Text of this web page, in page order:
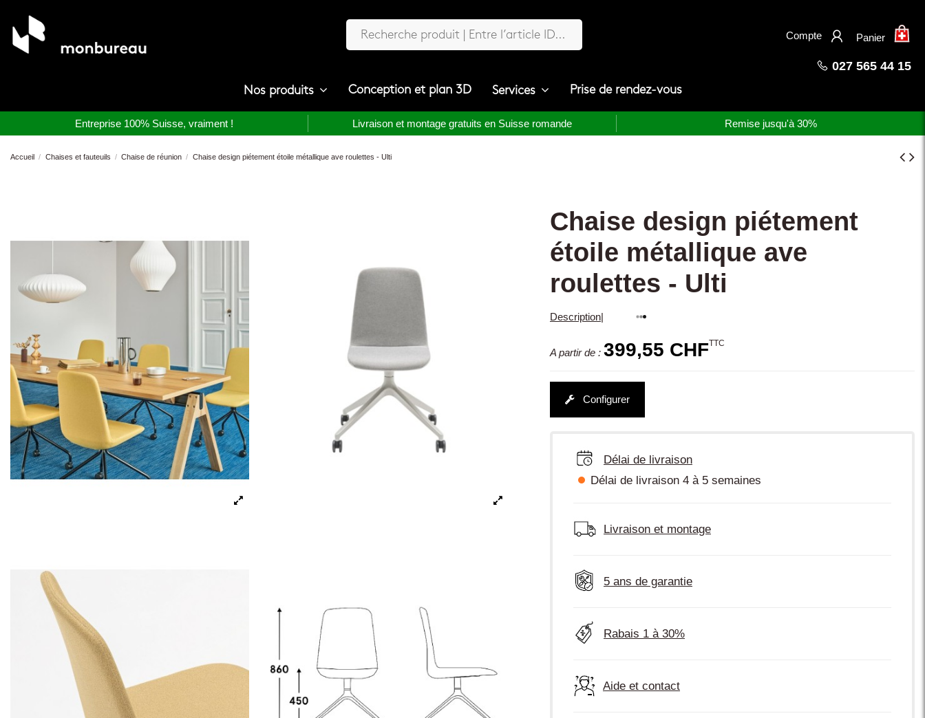
×
Compte Panier
027 565 44 15
Nos produits Conception et plan 3D Services Prise de rendez-vous
Entreprise 100% Suisse, vraiment ! Livraison et montage gratuits en Suisse romande Remise jusqu'à 30%
Accueil Chaises et fauteuils Chaise de réunion Chaise design piétement étoile métallique ave roulettes - Ulti
Chaise design piétement
étoile métallique ave
roulettes - Ulti
Description|
A partir de : 399,55 CHFTTC
Configurer
Délai de livraison
Délai de livraison 4 à 5 semaines
Livraison et montage
5 ans de garantie
Rabais 1 à 30%
Aide et contact